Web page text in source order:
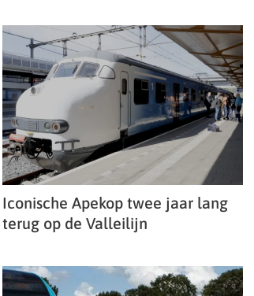
Iconische Apekop twee jaar lang
terug op de Valleilijn